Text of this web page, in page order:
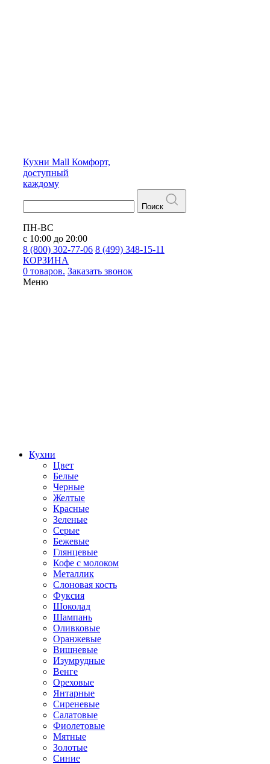
Кухни Mall Комфорт,
доступный
каждому
Поиск
ПН-ВС
с 10:00 до 20:00
8 (800) 302-77-06 8 (499) 348-15-11
КОРЗИНА
0 товаров. Заказать звонок
Меню
Кухни
Цвет
Белые
Черные
Желтые
Красные
Зеленые
Серые
Бежевые
Глянцевые
Кофе с молоком
Металлик
Слоновая кость
Фуксия
Шоколад
Шампань
Оливковые
Оранжевые
Вишневые
Изумрудные
Венге
Ореховые
Янтарные
Сиреневые
Салатовые
Фиолетовые
Мятные
Золотые
Синие